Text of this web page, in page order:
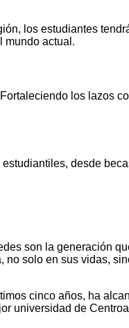
los estudiantes
mundo actual.
los lazos
desde
son la generación
solo en sus vidas,
cinco años, ha
universidad de